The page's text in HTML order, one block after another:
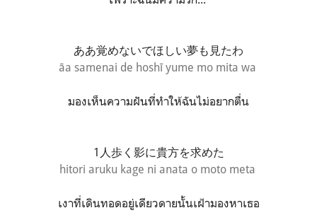
ああ覚めないでほしい夢も見たわ
āa samenai de hoshī yume mo mita wa
มองเห็นความฝันที่ทำให้ฉันไม่อยากตื่น
1人歩く影に貴方を求めた
hitori aruku kage ni anata o moto meta
เงาที่เดินทอดอยู่เดียวดายนั้นเฝ้ามองหาเธอ